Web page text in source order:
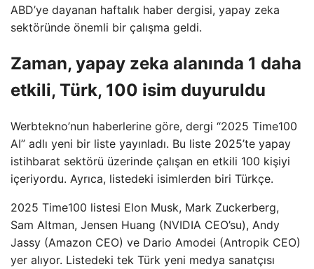
ABD’ye dayanan haftalık haber dergisi, yapay zeka
sektöründe önemli bir çalışma geldi.
Zaman, yapay zeka alanında 1 daha
etkili, Türk, 100 isim duyuruldu
Werbtekno’nun haberlerine göre, dergi “2025 Time100
AI” adlı yeni bir liste yayınladı. Bu liste 2025’te yapay
istihbarat sektörü üzerinde çalışan en etkili 100 kişiyi
içeriyordu. Ayrıca, listedeki isimlerden biri Türkçe.
2025 Time100 listesi Elon Musk, Mark Zuckerberg,
Sam Altman, Jensen Huang (NVIDIA CEO’su), Andy
Jassy (Amazon CEO) ve Dario Amodei (Antropik CEO)
yer alıyor. Listedeki tek Türk yeni medya sanatçısı